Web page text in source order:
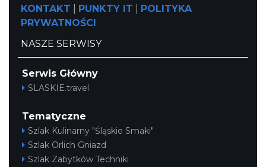
KONTAKT PUNKTY IT
POLITYKA
PRYWATNOŚCI
NASZE SERWISY
Serwis Główny
SLASKIE.travel
Tematyczne
Szlak Kulinarny "Śląskie Smaki"
Szlak Orlich Gniazd
Szlak Zabytków Techniki